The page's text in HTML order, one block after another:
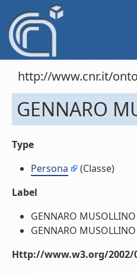
http://www.cnr.it/
GENNARO
Type
Persona
(Classe)
Label
GENNARO
GENNARO
Http://www.w3.org/2002/